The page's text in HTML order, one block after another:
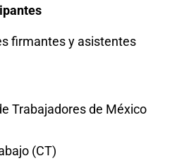
firmantes y asistentes
Trabajadores de México
(CT)